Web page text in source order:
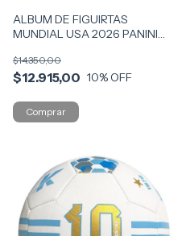
ALBUM DE FIGUIRTAS
MUNDIAL USA 2026 PANINI
$12.915,00
$14.350,00
10% OFF